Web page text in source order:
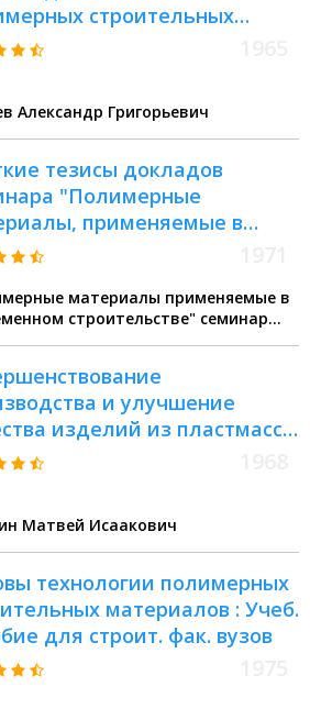
строительных
Александр Григорьевич
тезисы докладов
"Полимерные
применяемые в
строительстве", (г.
материалы применяемые в
строительстве" семинар
и улучшение
изделий из пластмасс :
Матвей Исаакович
технологии полимерных
материалов : Учеб.
для строит. фак. вузов